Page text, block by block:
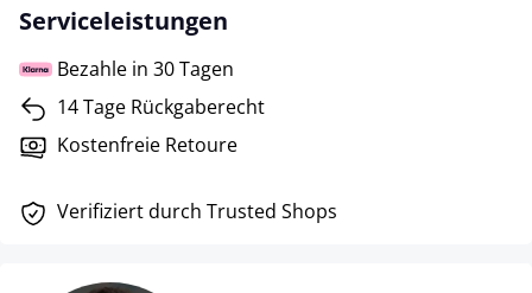
Serviceleistungen
Bezahle in 30 Tagen
14 Tage Rückgaberecht
Kostenfreie Retoure
Verifiziert durch Trusted Shops